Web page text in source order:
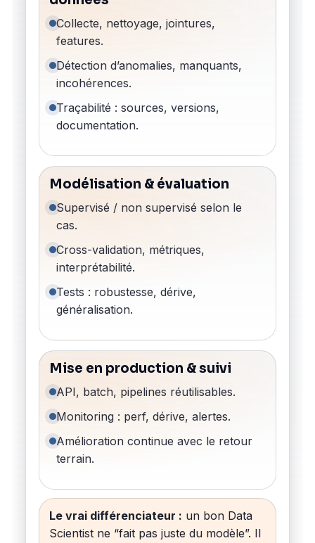
Collecte, nettoyage, jointures,
features.
Détection d’anomalies, manquants,
incohérences.
Traçabilité : sources, versions,
documentation.
Modélisation & évaluation
Supervisé / non supervisé selon le
cas.
Cross-validation, métriques,
interprétabilité.
Tests : robustesse, dérive,
généralisation.
Mise en production & suivi
API, batch, pipelines réutilisables.
Monitoring : perf, dérive, alertes.
Amélioration continue avec le retour
terrain.
Le vrai différenciateur : un bon Data
Scientist ne “fait pas juste du modèle”. Il